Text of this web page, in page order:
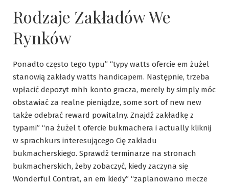
Rodzaje Zakładów We
Rynków
Ponadto często tego typu” “typy watts ofercie em żużel
stanowią zakłady watts handicapem. Następnie, trzeba
wpłacić depozyt mhh konto gracza, merely by simply móc
obstawiać za realne pieniądze, some sort of new new
także odebrać reward powitalny. Znajdź zakładkę z
typami” “na żużel t ofercie bukmachera i actually kliknij
w sprachkurs interesującego Cię zakładu
bukmacherskiego. Sprawdź terminarze na stronach
bukmacherskich, żeby zobaczyć, kiedy zaczyna się
Wonderful Contrat, an em kiedy” “zaplanowano mecze